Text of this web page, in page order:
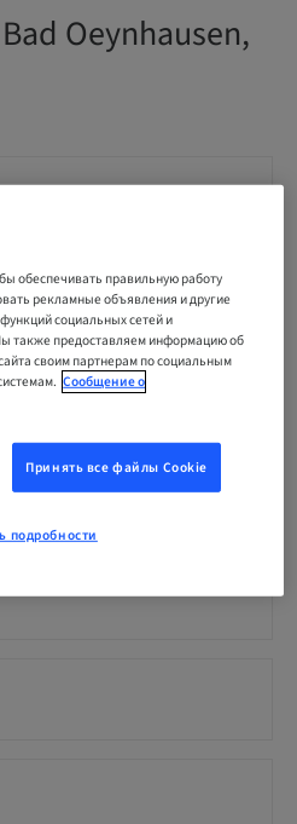
Oeynhausen,
местные сборы)
обеспечивать правильную работу
рекламные объявления и другие
социальных сетей и
также предоставляем информацию об
своим партнерам по социальным
Сообщение о
Принять все файлы Cookie
подробности